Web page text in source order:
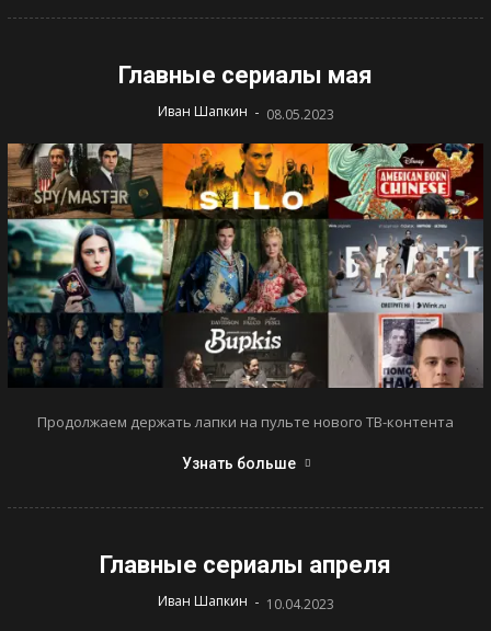
Главные сериалы мая
Иван Шапкин - 08.05.2023
Продолжаем держать лапки на пульте нового ТВ-контента
Узнать больше
Главные сериалы апреля
Иван Шапкин - 10.04.2023